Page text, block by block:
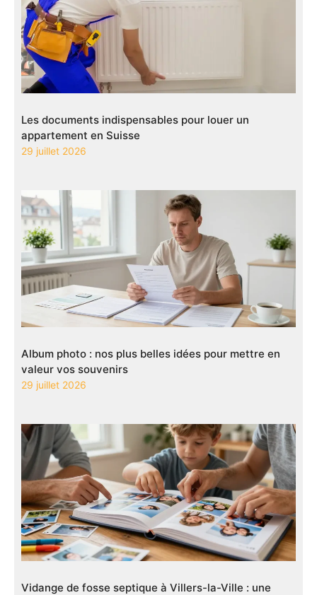
Les documents indispensables pour louer un
appartement en Suisse
29 juillet 2026
Album photo : nos plus belles idées pour mettre en
valeur vos souvenirs
29 juillet 2026
Vidange de fosse septique à Villers-la-Ville : une